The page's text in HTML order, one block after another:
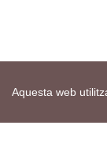
Aquesta web